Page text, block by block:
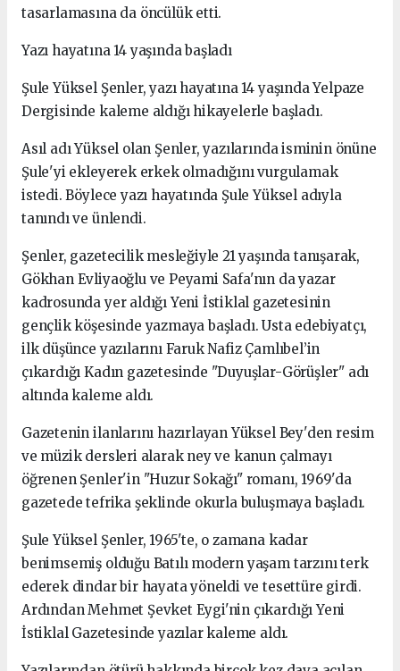
tasarlamasına da öncülük etti.
Yazı hayatına 14 yaşında başladı
Şule Yüksel Şenler, yazı hayatına 14 yaşında Yelpaze
Dergisinde kaleme aldığı hikayelerle başladı.
Asıl adı Yüksel olan Şenler, yazılarında isminin önüne
Şule'yi ekleyerek erkek olmadığını vurgulamak
istedi. Böylece yazı hayatında Şule Yüksel adıyla
tanındı ve ünlendi.
Şenler, gazetecilik mesleğiyle 21 yaşında tanışarak,
Gökhan Evliyaoğlu ve Peyami Safa'nın da yazar
kadrosunda yer aldığı Yeni İstiklal gazetesinin
gençlik köşesinde yazmaya başladı. Usta edebiyatçı,
ilk düşünce yazılarını Faruk Nafiz Çamlıbel’in
çıkardığı Kadın gazetesinde "Duyuşlar-Görüşler" adı
altında kaleme aldı.
Gazetenin ilanlarını hazırlayan Yüksel Bey'den resim
ve müzik dersleri alarak ney ve kanun çalmayı
öğrenen Şenler'in "Huzur Sokağı" romanı, 1969'da
gazetede tefrika şeklinde okurla buluşmaya başladı.
Şule Yüksel Şenler, 1965'te, o zamana kadar
benimsemiş olduğu Batılı modern yaşam tarzını terk
ederek dindar bir hayata yöneldi ve tesettüre girdi.
Ardından Mehmet Şevket Eygi'nin çıkardığı Yeni
İstiklal Gazetesinde yazılar kaleme aldı.